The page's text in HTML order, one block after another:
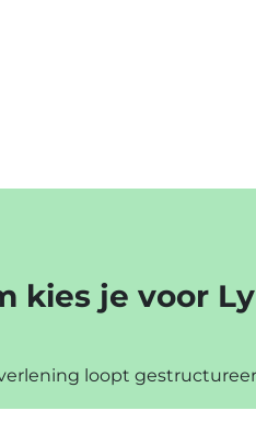
kies je voor
loopt